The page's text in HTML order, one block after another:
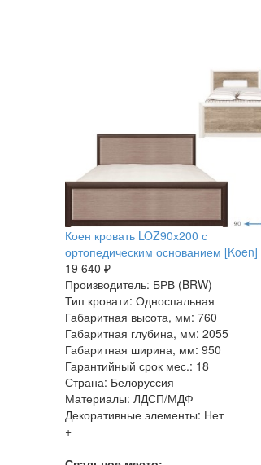
Коен кровать LOZ90х200 с
ортопедическим основанием [Koen]
19 640 ₽
Производитель: БРВ (BRW)
Тип кровати: Односпальная
Габаритная высота, мм: 760
Габаритная глубина, мм: 2055
Габаритная ширина, мм: 950
Гарантийный срок мес.: 18
Страна: Белоруссия
Материалы: ЛДСП/МДФ
Декоративные элементы: Нет
+